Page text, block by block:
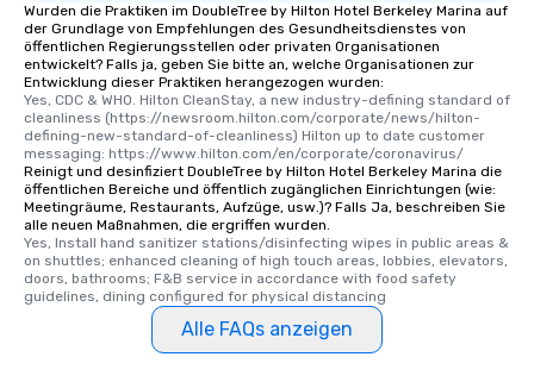
Wurden die Praktiken im DoubleTree by Hilton Hotel Berkeley Marina auf
der Grundlage von Empfehlungen des Gesundheitsdienstes von
öffentlichen Regierungsstellen oder privaten Organisationen
entwickelt? Falls ja, geben Sie bitte an, welche Organisationen zur
Entwicklung dieser Praktiken herangezogen wurden:
Yes, CDC & WHO. Hilton CleanStay, a new industry-defining standard of
cleanliness (https://newsroom.hilton.com/corporate/news/hilton-
defining-new-standard-of-cleanliness) Hilton up to date customer
messaging: https://www.hilton.com/en/corporate/coronavirus/
Reinigt und desinfiziert DoubleTree by Hilton Hotel Berkeley Marina die
öffentlichen Bereiche und öffentlich zugänglichen Einrichtungen (wie:
Meetingräume, Restaurants, Aufzüge, usw.)? Falls Ja, beschreiben Sie
alle neuen Maßnahmen, die ergriffen wurden.
Yes, Install hand sanitizer stations/disinfecting wipes in public areas &
on shuttles; enhanced cleaning of high touch areas, lobbies, elevators,
doors, bathrooms; F&B service in accordance with food safety
guidelines, dining configured for physical distancing
Alle FAQs anzeigen